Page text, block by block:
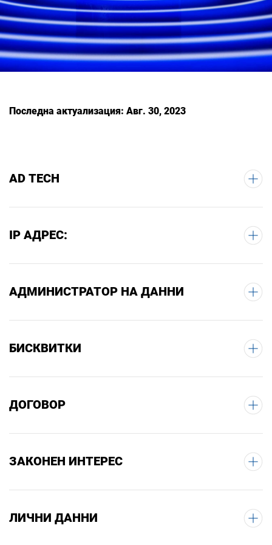
Последна актуализация: Авг. 30, 2023
AD TECH
IP АДРЕС:
АДМИНИСТРАТОР НА ДАННИ
БИСКВИТКИ
ДОГОВОР
ЗАКОНЕН ИНТЕРЕС
ЛИЧНИ ДАННИ